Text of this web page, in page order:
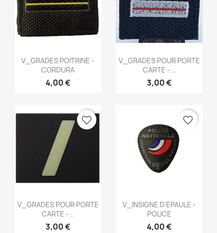
Aperçu rapide
V_GRADES POITRINE -
CORDURA
4,00 €
Aperçu rapide
V_GRADES POUR PORTE
CARTE -...
3,00 €
Aperçu rapide
V_GRADES POUR PORTE
CARTE -...
3,00 €
favorite_border
Aperçu rapide
V_INSIGNE D'EPAULE -
POLICE
4,00 €
favorite_border